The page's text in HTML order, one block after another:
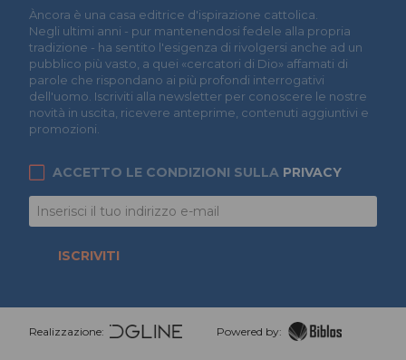
Àncora è una casa editrice d'ispirazione cattolica.
Negli ultimi anni - pur mantenendosi fedele alla propria
tradizione - ha sentito l'esigenza di rivolgersi anche ad un
pubblico più vasto, a quei «cercatori di Dio» affamati di
parole che rispondano ai più profondi interrogativi
dell'uomo. Iscriviti alla newsletter per conoscere le nostre
novità in uscita, ricevere anteprime, contenuti aggiuntivi e
promozioni.
ACCETTO LE CONDIZIONI SULLA PRIVACY
ISCRIVITI
Realizzazione: Powered by: